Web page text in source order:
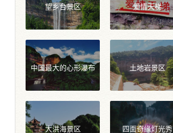
望乡台景区 爱情天梯
中国最大的心形瀑布 土地岩景区
大洪海景区 四面奇缘灯光秀